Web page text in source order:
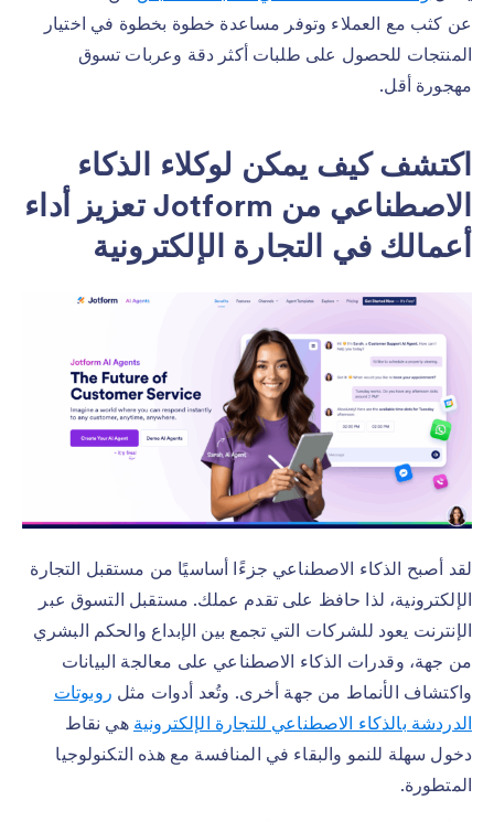
عن كثب مع العملاء وتوفر مساعدة خطوة بخطوة في اختيار
المنتجات للحصول على طلبات أكثر دقة وعربات تسوق
مهجورة أقل.
اكتشف كيف يمكن لوكلاء الذكاء
الاصطناعي من Jotform تعزيز أداء
أعمالك في التجارة الإلكترونية
لقد أصبح الذكاء الاصطناعي جزءًا أساسيًا من مستقبل التجارة
الإلكترونية، لذا حافظ على تقدم عملك. مستقبل التسوق عبر
الإنترنت يعود للشركات التي تجمع بين الإبداع والحكم البشري
من جهة، وقدرات الذكاء الاصطناعي على معالجة البيانات
واكتشاف الأنماط من جهة أخرى. وتُعد أدوات مثل روبوتات
الدردشة بالذكاء الاصطناعي للتجارة الإلكترونية هي نقاط
دخول سهلة للنمو والبقاء في المنافسة مع هذه التكنولوجيا
المتطورة.